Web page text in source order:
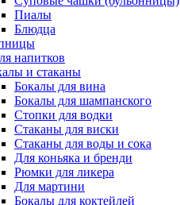
Пиалы
Блюдца
напитков
и стаканы
Бокалы для вина
Бокалы для шампанского
Стопки для водки
Стаканы для виски
Стаканы для воды и сока
Для коньяка и бренди
Рюмки для ликера
Для мартини
Бокалы для коктейлей